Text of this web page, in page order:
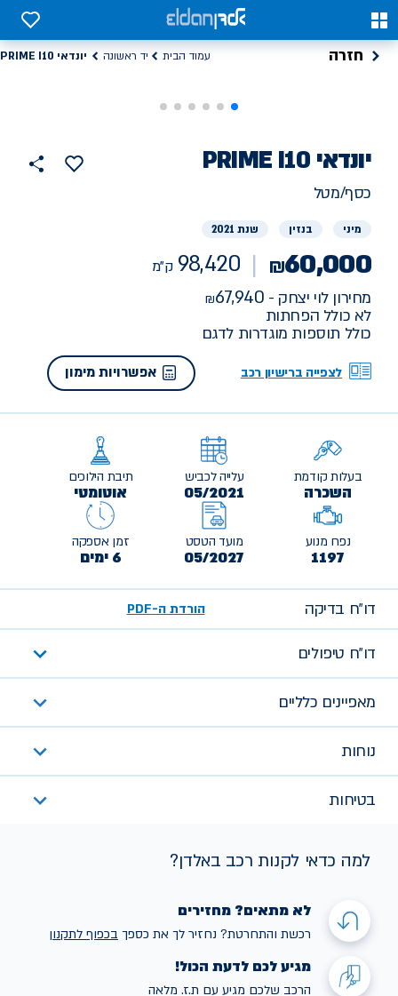
0
0
חזרה עמוד הבית יד ראשונה יונדאי PRIME I10
רכב
יד
יונדאי PRIME I10
הוסף
למועדפים
כסף/מטל
מיני בנזין שנת 2021
₪60,000
98,420 ק"מ
מחירון לוי יצחק - 67,940
לא כולל הפחתות
כולל תוספות מוגדרות לדגם
לצפייה ברישיון רכב אפשרויות מימון
בעלות קודמת
השכרה
עלייה לכביש
05/2021
תיבת הילוכים
אוטומטי
נפח מנוע
1197
מועד הטסט
05/2027
זמן אספקה
6 ימים
דו״ח בדיקה הורדת ה-PDF
דו״ח טיפולים
מאפיינים כלליים
נוחות
בטיחות
למה כדאי לקנות רכב באלדן?
לא מתאים? מחזירים
רכשת והתחרטת? נחזיר לך את כספך בכפוף לתקנון
מגיע לכם לדעת הכול!
הרכב שלכם מגיע עם ת.ז. מלאה